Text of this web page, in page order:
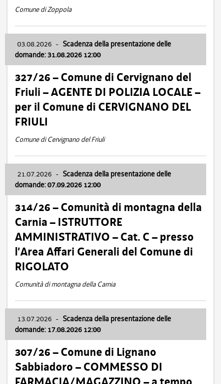
Comune di Zoppola
03.08.2026 - Scadenza della presentazione delle
domande: 31.08.2026 12:00
327/26 – Comune di Cervignano del
Friuli – AGENTE DI POLIZIA LOCALE –
per il Comune di CERVIGNANO DEL
FRIULI
Comune di Cervignano del Friuli
21.07.2026 - Scadenza della presentazione delle
domande: 07.09.2026 12:00
314/26 – Comunità di montagna della
Carnia – ISTRUTTORE
AMMINISTRATIVO – Cat. C – presso
l’Area Affari Generali del Comune di
RIGOLATO
Comunità di montagna della Carnia
13.07.2026 - Scadenza della presentazione delle
domande: 17.08.2026 12:00
307/26 – Comune di Lignano
Sabbiadoro – COMMESSO DI